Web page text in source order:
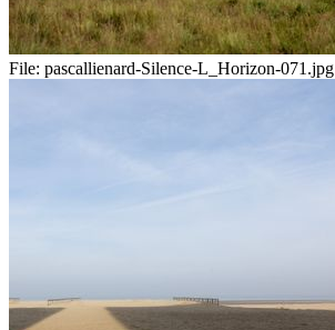
File: pascallienard-Silence-L_Horizon-071.jpg